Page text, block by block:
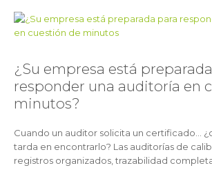
¿Su empresa está
responder una auditoría en
minutos?
Cuando un auditor solicita un certificado…
tarda en encontrarlo? Las auditorías de
registros organizados, trazabilidad